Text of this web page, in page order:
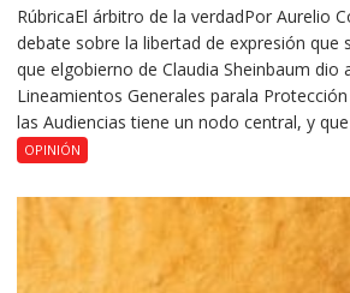
RúbricaEl árbitro de la verdadPor Aurelio
debate sobre la libertad de expresión que
que elgobierno de Claudia Sheinbaum dio
Lineamientos Generales parala
las Audiencias tiene un nodo central, y
OPINIÓN